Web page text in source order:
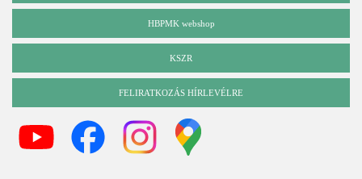
HBPMK webshop
KSZR
FELIRATKOZÁS HÍRLEVÉLRE